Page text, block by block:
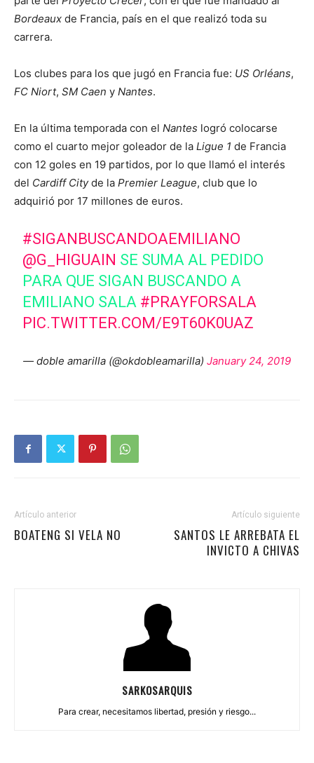
Bordeaux de Francia, país en el que realizó toda su
carrera.
Los clubes para los que jugó en Francia fue: US Orléans,
FC Niort, SM Caen y Nantes.
En la última temporada con el Nantes logró colocarse
como el cuarto mejor goleador de la Ligue 1 de Francia
con 12 goles en 19 partidos, por lo que llamó el interés
del Cardiff Cityde la Premier League, club que lo
adquirió por 17 millones de euros.
#SIGANBUSCANDOAEMILIANO
@G_HIGUAIN SE SUMA AL PEDIDO
PARA QUE SIGAN BUSCANDO A
EMILIANO SALA #PRAYFORSALA
PIC.TWITTER.COM/E9T60K0UAZ
— doble amarilla (@okdobleamarilla) January 24, 2019
Artículo anterior
BOATENG SI VELA NO
Artículo siguiente
SANTOS LE ARREBATA EL
INVICTO A CHIVAS
SARKOSARQUIS
Para crear, necesitamos libertad, presión y riesgo...